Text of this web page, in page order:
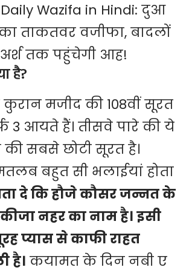
Daily Wazifa in Hindi: दुआ
ताकतवर वजीफा, बादलों
तक पहुंचेगी आह!
है?
कुरान मजीद की 108वीं सूरत
3 आयते हैं। तीसवे पारे की ये
सबसे छोटी सूरत है।
बहुत सी भलाईयां होता
दे कि हौजे कौसर जन्नत के
नहर का नाम है। इसी
प्यास से काफी राहत
है। कयामत के दिन नबी ए